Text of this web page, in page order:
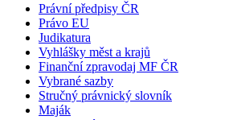
Právní předpisy ČR
Právo EU
Judikatura
Vyhlášky měst a krajů
Finanční zpravodaj MF ČR
Vybrané sazby
Stručný právnický slovník
Maják